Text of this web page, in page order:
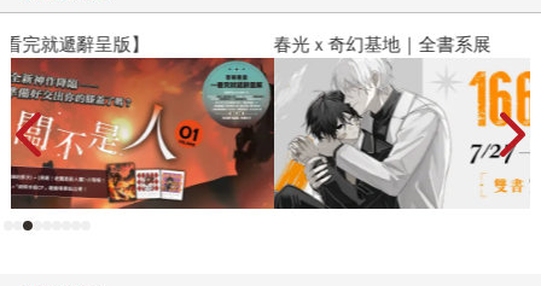
春光ｘ奇幻基地｜全書系展